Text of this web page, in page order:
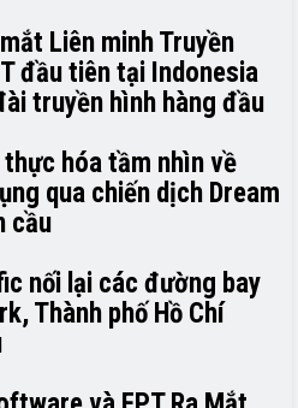
Liên minh Truyền
đầu tiên tại Indonesia
truyền hình hàng đầu
thực hóa tầm nhìn về
qua chiến dịch Dream
cầu
nối lại các đường bay
Thành phố Hồ Chí